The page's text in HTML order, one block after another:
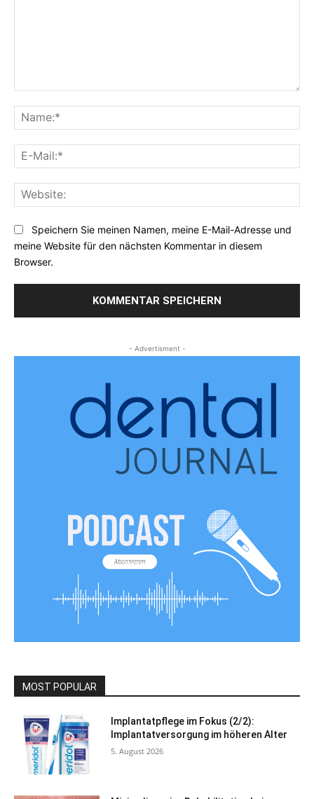
Speichern Sie meinen Namen, meine E-Mail-Adresse und
meine Website für den nächsten Kommentar in diesem
Browser.
- Advertisment -
MOST POPULAR
Implantatpflege im Fokus (2/2):
Implantatversorgung im höheren Alter
5. August 2026